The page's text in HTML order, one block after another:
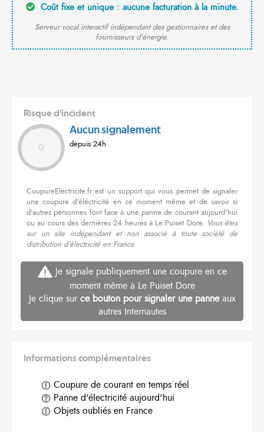
Coût fixe et unique : aucune facturation à la minute.
Serveur vocal interactif indépendant des gestionnaires et des
fournisseurs d'énergie.
Risque d'incident
0
Aucun signalement
depuis 24h
CoupureElectricite.fr est un support qui vous permet de signaler
une coupure d'éléctricité en ce moment même et de savoir si
d'autres personnes font face à une panne de courant aujourd'hui
ou au cours des dernières 24 heures à Le Puiset Dore. Vous êtes
sur un site indépendant et non associé à toute société de
distribution d'électricité en France.
Je signale publiquement une coupure en ce
moment même à Le Puiset Dore
Je clique sur ce bouton pour signaler une panneaux
autres Internautes
Informations complémentaires
Coupure de courant en temps réel
Panne d'électricité aujourd'hui
Objets oubliés en France